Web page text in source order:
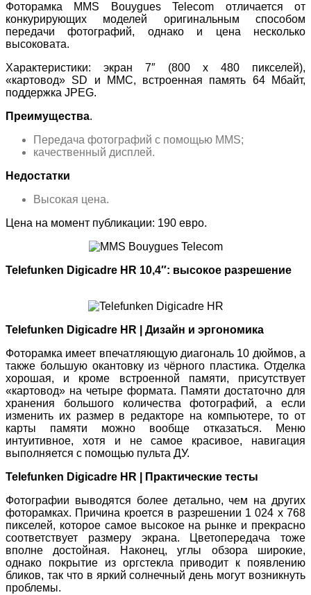
Фоторамка MMS Bouygues Telecom отличается от
конкурирующих моделей оригинальным способом
передачи фотографий, однако и цена несколько
высоковата.
Характеристики: экран 7″ (800 x 480 пикселей),
«картовод» SD и MMC, встроенная память 64 Мбайт,
поддержка JPEG.
Преимущества.
Передача фотографий с помощью MMS;
качественный дисплей.
Недостатки
Высокая цена.
Цена на момент публикации: 190 евро.
Telefunken Digicadre HR 10,4″: высокое разрешение
Telefunken Digicadre HR | Дизайн и эргономика
Фоторамка имеет впечатляющую диагональ 10 дюймов, а
также большую окантовку из чёрного пластика. Отделка
хорошая, и кроме встроенной памяти, присутствует
«картовод» на четыре формата. Памяти достаточно для
хранения большого количества фотографий, а если
изменить их размер в редакторе на компьютере, то от
карты памяти можно вообще отказаться. Меню
интуитивное, хотя и не самое красивое, навигация
выполняется с помощью пульта ДУ.
Telefunken Digicadre HR | Практические тесты
Фотографии выводятся более детально, чем на других
фоторамках. Причина кроется в разрешении 1 024 x 768
пикселей, которое самое высокое на рынке и прекрасно
соответствует размеру экрана. Цветопередача тоже
вполне достойная. Наконец, углы обзора широкие,
однако покрытие из оргстекла приводит к появлению
бликов, так что в яркий солнечный день могут возникнуть
проблемы.